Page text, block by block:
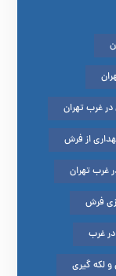
غرب تهران
از فرش
تهران
فرش
غرب
و لکه گیری